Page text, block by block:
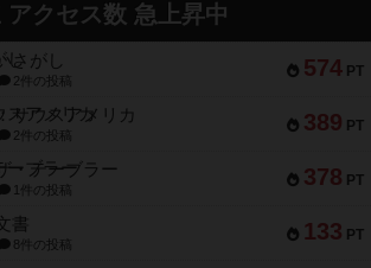
アクセス数 急上昇中
574 PT
さがし
2件の投稿
389 PT
サウスアメリカ
2件の投稿
378 PT
・テーブラー
1件の投稿
133 PT
書
8件の投稿